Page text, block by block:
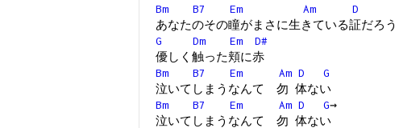
Bm
B7 Em Am
D
あなたのその瞳がまさに生きている証だろう
G
Dm Em
D#
優しく触った頬に赤
Bm
B7 Em Am D
G
泣いてしまうなんて 勿 体ない
Bm
B7 Em Am D G→
泣いてしまうなんて 勿 体ない